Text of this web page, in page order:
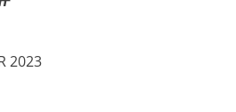
2023